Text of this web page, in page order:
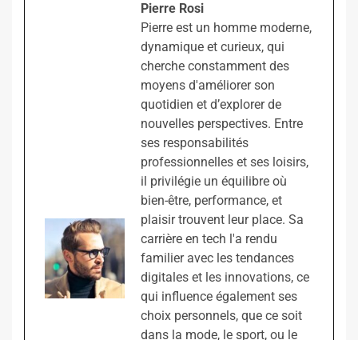
Pierre Rosi
Pierre est un homme moderne,
dynamique et curieux, qui
cherche constamment des
moyens d'améliorer son
quotidien et d’explorer de
nouvelles perspectives. Entre
ses responsabilités
professionnelles et ses loisirs,
il privilégie un équilibre où
bien-être, performance, et
plaisir trouvent leur place. Sa
carrière en tech l'a rendu
familier avec les tendances
digitales et les innovations, ce
qui influence également ses
choix personnels, que ce soit
dans la mode, le sport, ou le